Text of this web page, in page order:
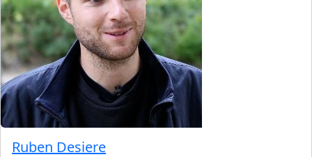
Ruben Desiere